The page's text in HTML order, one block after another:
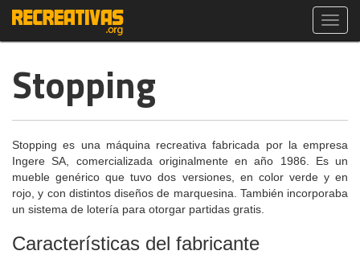
Stopping
Stopping es una máquina recreativa fabricada por la empresa
Ingere SA, comercializada originalmente en año 1986. Es un
mueble genérico que tuvo dos versiones, en color verde y en
rojo, y con distintos diseños de marquesina. También incorporaba
un sistema de lotería para otorgar partidas gratis.
Características del fabricante